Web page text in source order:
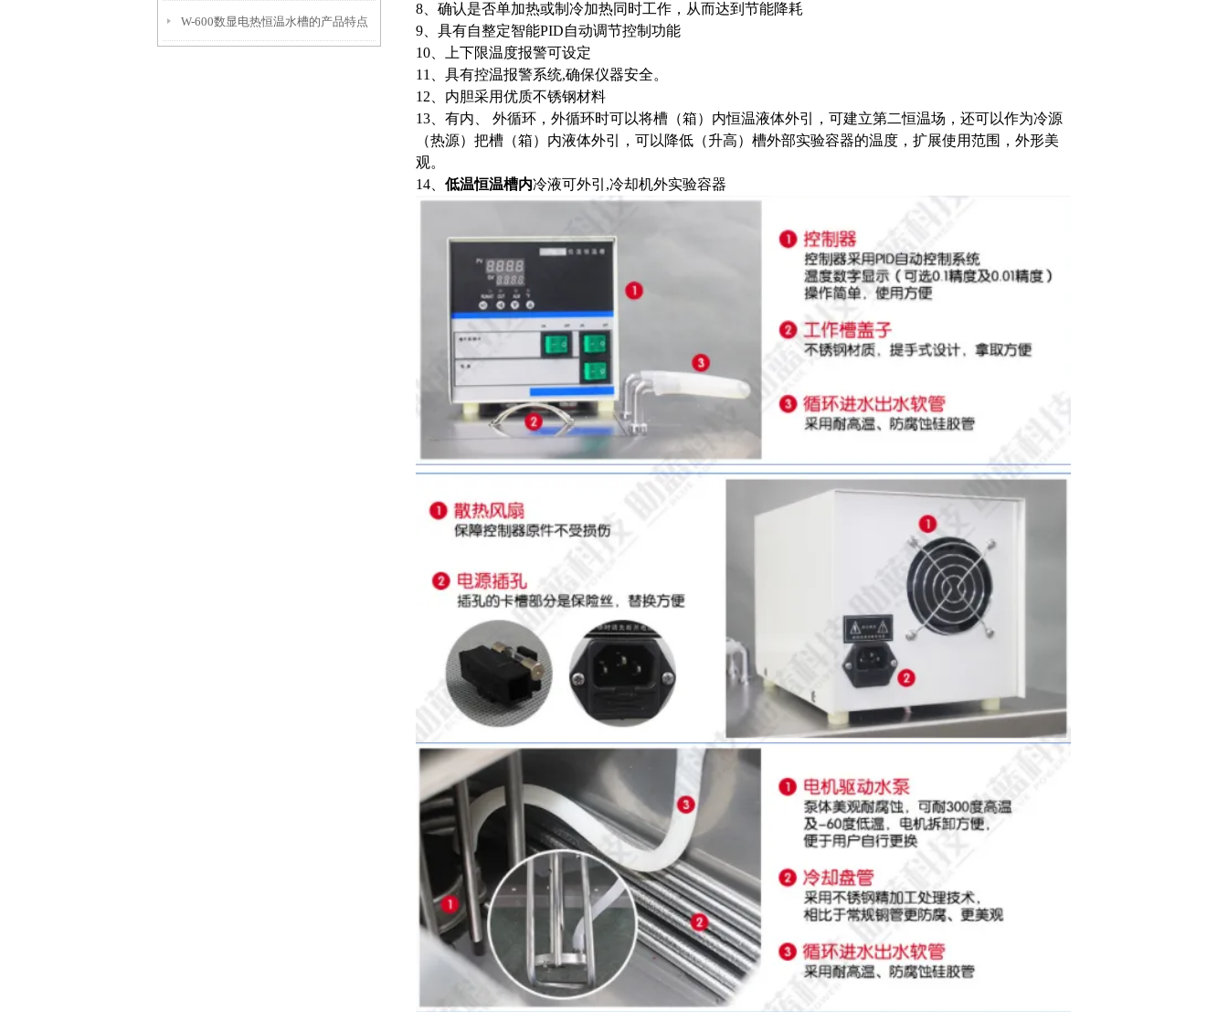
安全须知
W-600数显电热恒温水槽的产品特点
8、确认是否单加热或制冷加热同时工作，从而达到节能降耗
9、具有自整定智能PID自动调节控制功能
10、上下限温度报警可设定
11、具有控温报警系统,确保仪器安全。
12、内胆采用优质不锈钢材料
13、 有内 外循环，外循环时可以将槽（箱）内恒温液体外引，可建立第二恒温场，还可以作为冷源
（热源）把槽（箱）内液体外引，可以降低（升高）槽外部实验容器的温度，扩展使用范围 ， 外形美
观。
14、 低温恒温槽内冷液可外引,冷却机外实验容器